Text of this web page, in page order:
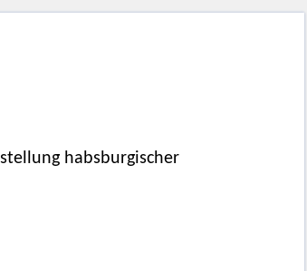
habsburgischer